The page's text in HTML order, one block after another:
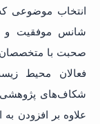
انتخاب موضوعی
شانس موفقیت و
صحبت با متخصصان
فعالان محیط
شکاف‌های پژوهشی و
علاوه بر افزودن